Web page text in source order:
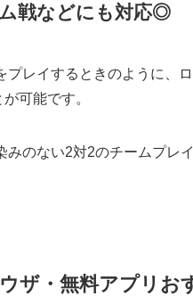
戦などにも対応◎
プレイするときのように、
可能です。
みのない2対2のチームプレ
ザ・無料アプリお